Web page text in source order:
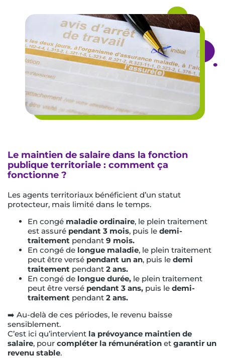
Le maintien de salaire dans la fonction
publique territoriale : comment ça
fonctionne ?
Les agents territoriaux bénéficient d’un statut
protecteur, mais limité dans le temps.
En congé maladie ordinaire, le plein traitement
est assuré pendant 3 mois, puis le demi-
traitement pendant 9 mois.
En congé de longue maladie, le plein traitement
peut être versé pendant un an, puis le demi
traitement pendant 2 ans.
En congé de longue durée, le plein traitement
peut être versé pendant 3 ans, puis le demi-
traitement pendant 2 ans.
➡️ Au-delà de ces périodes, le revenu baisse
sensiblement.
C’est ici qu’intervient la prévoyance maintien de
salaire, pour compléter la rémunération et garantir un
revenu stable.